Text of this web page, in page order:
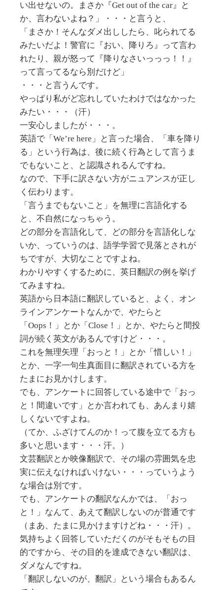
い出せないの。まさか『Get out of the car』と
か、言わないよね？」・・・と言うと、
「まさか！そんなダメ出ししたら、叱られてる
みたいだよ！警官に『おい、降りろ』って言わ
れたり、親が怒って『降りなさいっっっ！！』
って言ってるなら別だけど」
・・・と言うんです。
やっぱり私がど忘れしていたわけではなかった
みたい・・・（汗）
一安心しましたが・・・。
英語で「We’re here」と言った場合、「車を降り
る」という行為は、後に続く行為として言うま
でもないこと、と認識されるんですね。
なので、下手に訳さない方がニュアンスが正し
く伝わります。
「言うまでもないこと」を無理に言語化する
と、不自然になっちゃう。
どの部分を言語化して、どの部分を言語化しな
いか、っていうのは、語学学習で見落とされが
ちですが、大切なことですよね。
わかりやすくするために、英日翻訳の例を挙げ
てみますね。
英語から日本語に翻訳していると、よく、オン
ラインアンケートなんかで、やたらと
「Oops！」とか「Close！」とか、やたらと間投
詞が続く英文があるんですけど・・・。
これを無理矢理「おっと！」とか「惜しい！」
とか、一字一句生真面目に翻訳されている方を
たまにお見かけします。
でも、アンケートに回答している途中で「おっ
と！間違いです」とか言われても、あんまり嬉
しくないですよね。
（てか、ふざけてんのか！って腹を立てる方も
多いと思います・・・汗。）
文芸翻訳とか映像翻訳で、その場の雰囲気を忠
実に伝えなければいけない・・・っていうよう
な場合は別です。
でも、アンケートの翻訳なんかでは、「おっ
と！」なんて、あえて翻訳しないのが普通です
（まあ、たまに見かけますけどね・・・汗）。
気持ちよく回答していただくのがそもそもの目
的ですから、その目的を達成できない翻訳は、
ダメなんですね。
「翻訳しないのが、翻訳」という場合もあるん